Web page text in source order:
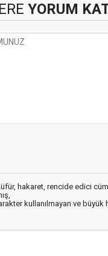
YORUM
hakaret, rencide edici
kullanılmayan ve büyük